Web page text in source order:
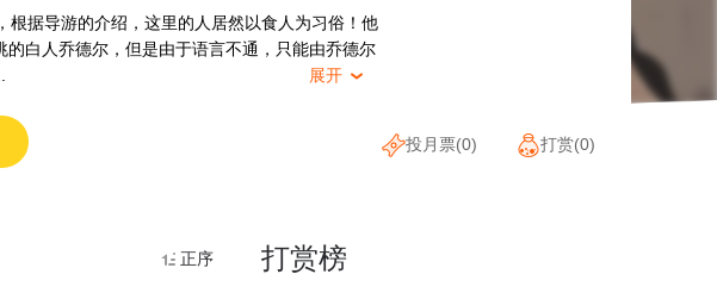
根据导游的介绍，这里的人居然以食人为习俗！他
白人乔德尔，但是由于语言不通，只能由乔德尔
展开 
投月票(0) 打赏(0)
正序 打赏榜